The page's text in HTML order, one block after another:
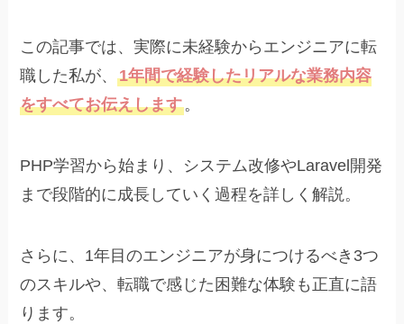
この記事では、実際に未経験からエンジニアに転
職した私が、1年間で経験したリアルな業務内容
をすべてお伝えします。
PHP学習から始まり、システム改修やLaravel開発
まで段階的に成長していく過程を詳しく解説。
さらに、1年目のエンジニアが身につけるべき3つ
のスキルや、転職で感じた困難な体験も正直に語
ります。